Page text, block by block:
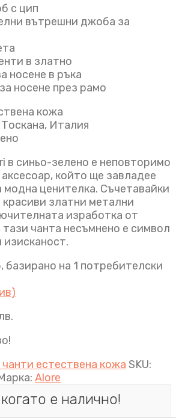
с цип
вътрешни джоба за
в златно
носене в ръка
носене през рамо
кожа
Тоскана, Италия
в синьо-зелено е неповторимо
който ще завладее
модна ценителка. Съчетавайки
красиви златни метални
изработка от
чанта несъмнено е символ
изисканост.
базирано на 1 потребителски
естествена кожа SKU:
Alore
е налично!